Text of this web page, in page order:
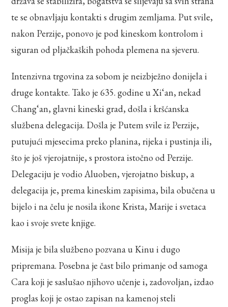
te se obnavljaju kontakti s drugim zemljama. Put svile,
nakon Perzije, ponovo je pod kineskom kontrolom i
siguran od pljačkaških pohoda plemena na sjeveru.
Intenzivna trgovina za sobom je neizbježno donijela i
druge kontakte. Tako je 635. godine u Xi‘an, nekad
Chang‘an, glavni kineski grad, došla i kršćanska
službena delegacija. Došla je Putem svile iz Perzije,
putujući mjesecima preko planina, rijeka i pustinja ili,
što je još vjerojatnije, s prostora istočno od Perzije.
Delegaciju je vodio Aluoben, vjerojatno biskup, a
delegacija je, prema kineskim zapisima, bila obučena u
bijelo i na čelu je nosila ikone Krista, Marije i svetaca
kao i svoje svete knjige.
Misija je bila službeno pozvana u Kinu i dugo
pripremana. Posebna je čast bilo primanje od samoga
Cara koji je saslušao njihovo učenje i, zadovoljan, izdao
proglas koji je ostao zapisan na kamenoj steli